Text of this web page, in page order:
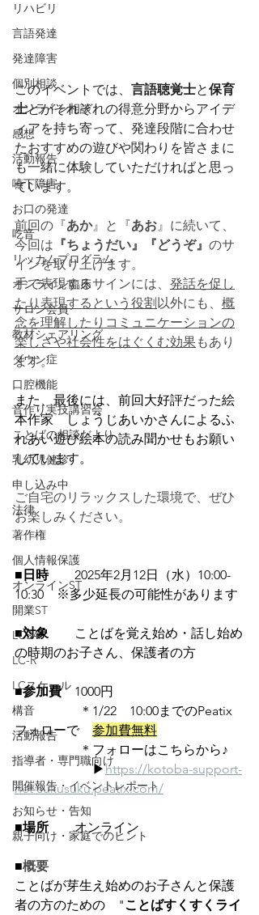
リハビリ
言語発達
発達障害
個別相談
オンライン相談
感想
活動報告
嚥下障害
お口の発達
吃音
リッカムプログラム
オンライン臨床
サロン会員
教材シェアリング
ダウン症
口腔機能
音作り実技講習会
ことばの相談だより
乳幼児健診
申し込み中
法律
著作権
個人情報保護
オンラインST
開業ST
LCSA
LC-R
LCスケール
構音
活動報告
指導者・専門職向け
開催報告・イベントレポート
お知らせ・告知
親子向け・家庭でのヒント
このイベントでは、 言語聴覚士と保育
士とがそれぞれの得意分野からアイデ
ィアを持ち寄って、発達段階に合わせ
たおすすめの遊びや関わりを皆さまに
も一緒に体験していただければと思っ
ています。
前回の『あか』と『あお』に続いて、
今回は 『ちょうだい』『どうぞ』 のサ
インを取り上げます。
手で表現するサインには、 発話を促し
たり表現するという役割以外にも、 概
念を理解したりコミュニケーションの
楽しさや社会性をはぐくむ効果もあり
ます。
また、最後には、前回大好評だった絵
本作家　しょうじあいかさんによるふ
れあい遊び絵本の読み聞かせもお願い
しています。
ご自宅のリラックスした環境で、ぜひ
お楽しみください。
■日時 2025年2月12日（水）10:00-
10:30　※多少延長の可能性があります
■対象 ことばを覚え始め・話し始め
の時期のお子さん、保護者の方
■参加費 1000円
＊ 1/22　10:00までのPeatix
フォローで 参加費無料
＊フォローはこちらから♪
▶︎https://kotoba-support-
net-sukusuku.peatix.com/
■場所 オンライン
■概要
ことばが芽生え始めのお子さんと保護
者の方のための　"ことばすくすくライ